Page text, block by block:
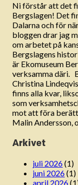
Ni förstår att det
Bergslagen! Det
Dalarna och för
bloggen drar jag
om arbetet på
Bergslagens
är Ekomuseum
verksamma däri.
Christina
finns alla kvar,
som
mot att föra
Malin Andersson,
Arkivet
juli 2026(1)
juni 2026(1)
april 2026